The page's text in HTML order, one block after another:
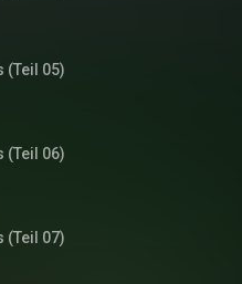
(Teil 05)
(Teil 06)
(Teil 07)